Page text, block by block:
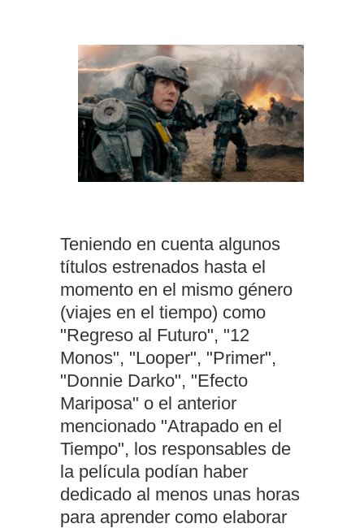
Teniendo en cuenta algunos
títulos estrenados hasta el
momento en el mismo género
(viajes en el tiempo) como
"Regreso al Futuro", "12
Monos", "Looper", "Primer",
"Donnie Darko", "Efecto
Mariposa" o el anterior
mencionado "Atrapado en el
Tiempo", los responsables de
la película podían haber
dedicado al menos unas horas
para aprender como elaborar